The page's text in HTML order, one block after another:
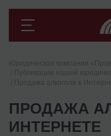
ПРОДАЖА
ИНТЕРНЕТЕ